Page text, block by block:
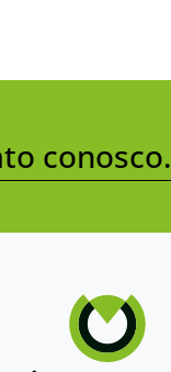
conosco.